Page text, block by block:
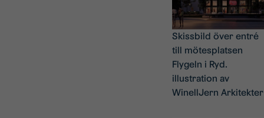
Skissbild över entré
till mötesplatsen
Flygeln i Ryd.
illustration av
WinellJern Arkitekter